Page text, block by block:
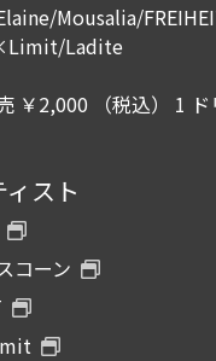
Mousalia/
Ladite
￥2,000 （税込） 1
スト
コーン